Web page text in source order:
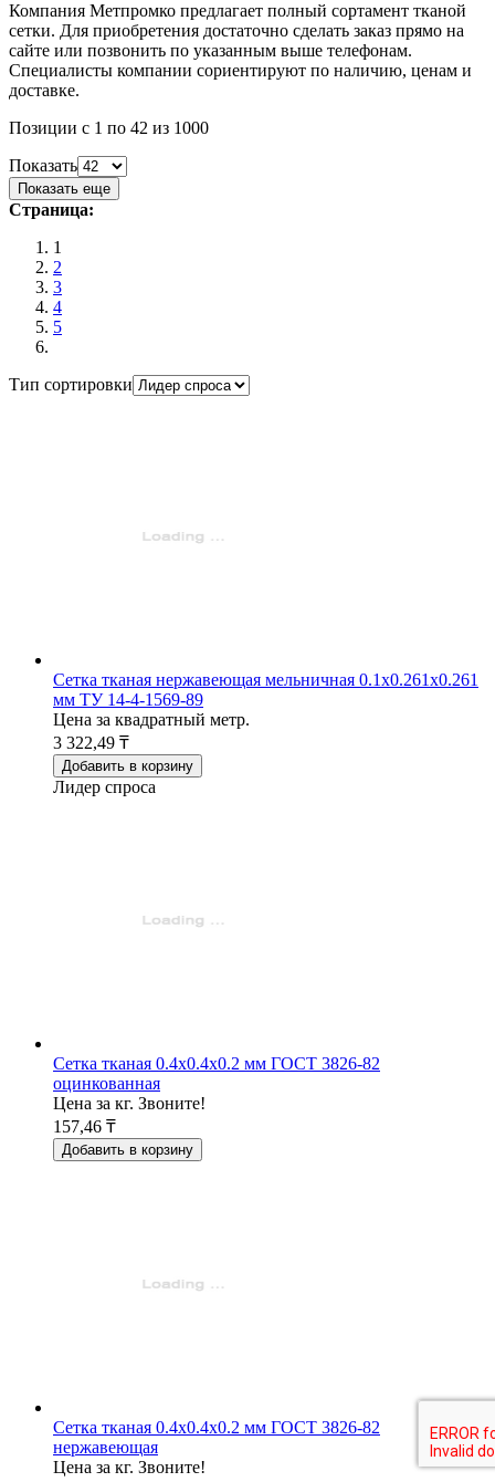
Компания Метпромко предлагает полный сортамент тканой
сетки. Для приобретения достаточно сделать заказ прямо на
сайте или позвонить по указанным выше телефонам.
Специалисты компании сориентируют по наличию, ценам и
доставке.
Позиции с 1 по 42 из 1000
Показать
Показать еще
Страница:
1
2
3
4
5
Тип сортировки
Сетка тканая нержавеющая мельничная 0.1х0.261х0.261
мм ТУ 14-4-1569-89
Цена за квадратный метр.
3 322,49 ₸
Добавить в корзину
Лидер спроса
Сетка тканая 0.4x0.4x0.2 мм ГОСТ 3826-82
оцинкованная
Цена за кг. Звоните!
157,46 ₸
Добавить в корзину
Сетка тканая 0.4x0.4x0.2 мм ГОСТ 3826-82
нержавеющая
Цена за кг. Звоните!